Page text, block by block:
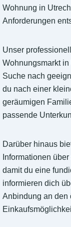
Wohnung in
Anforderungen
Unser
Wohnungsmarkt
Suche nach
du nach einer
geräumigen
passende
Darüber hinaus
Informationen
damit du eine
informieren dich
Anbindung an den